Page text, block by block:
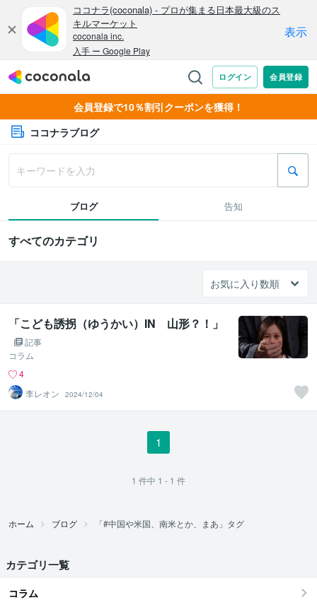
会員登録で10％割引クーポンを獲得！
ココナラブログ
ブログ 告知
すべてのカテゴリ
「こども誘拐（ゆうかい）IN 山形？！」
記事
コラム
4
李レオン
2024/12/04
1
1 件中 1 - 1 件
ホーム ブログ 「#中国や米国、南米とか、まあ」タグ
カテゴリ一覧
コラム